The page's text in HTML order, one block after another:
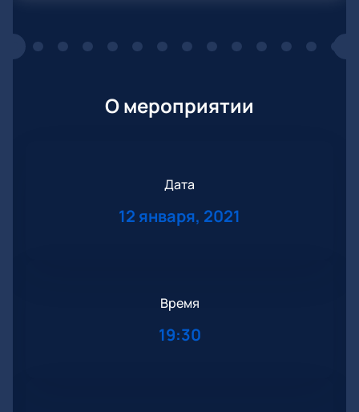
О мероприятии
Дата
12 января, 2021
Время
19:30